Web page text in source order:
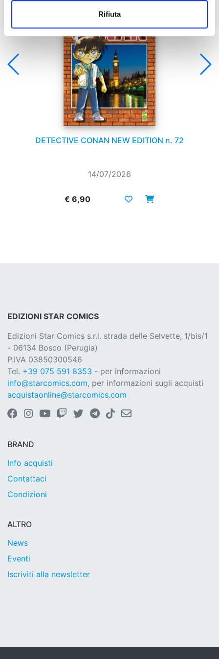
Rifiuta
DETECTIVE CONAN NEW EDITION n. 72
14/07/2026
€ 6,90
EDIZIONI STAR COMICS
Edizioni Star Comics s.r.l. strada delle Selvette, 1/bis/1
- 06134 Bosco (Perugia)
P.IVA 03850300546
Tel. +39 075 591 8353 - per informazioni
info@starcomics.com, per informazioni sugli acquisti
acquistaonline@starcomics.com
BRAND
Info acquisti
Contattaci
Condizioni
ALTRO
News
Eventi
Iscriviti alla newsletter